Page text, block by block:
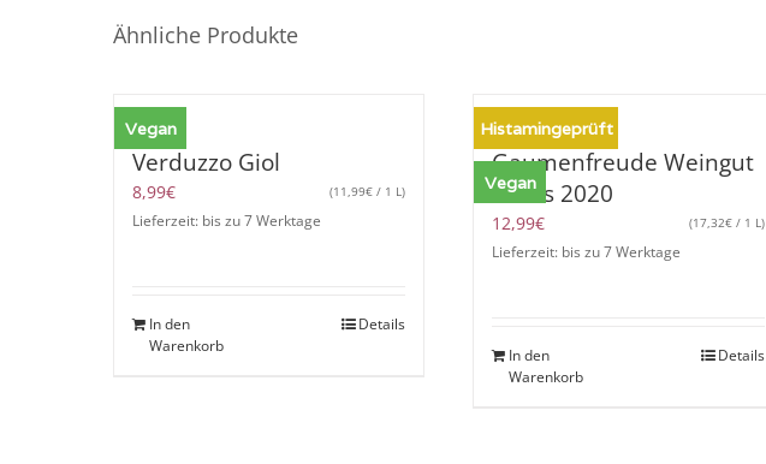
Ähnliche Produkte
Vegan
Verduzzo Giol
8,99€ (11,99€ / 1 L)
Lieferzeit: bis zu 7 Werktage
In den
Warenkorb
Details
Histamingeprüft
Vegan
Gaumenfreude Weingut
Weiss 2020
12,99€ (17,32€/ 1 L)
Lieferzeit: bis zu 7 Werktage
In den
Warenkorb
Details